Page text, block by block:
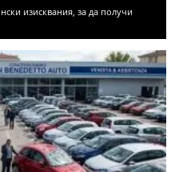
изисквания, за да получи